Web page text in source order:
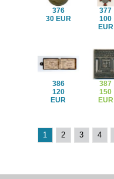
376
30 EUR
377
100
EUR
386
120
EUR
387
150
EUR
1 2 3 4